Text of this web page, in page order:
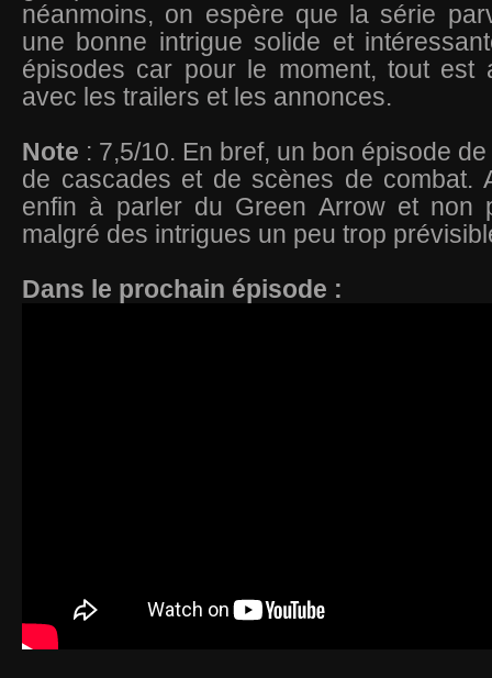
néanmoins, on espère que la série
une bonne intrigue solide et
épisodes car pour le moment, tout est
avec les trailers et les annonces.
Note : 7,5/10. En bref, un bon épisode
de cascades et de scènes de combat.
enfin à parler du Green Arrow et non
malgré des intrigues un peu trop
Dans le prochain épisode :